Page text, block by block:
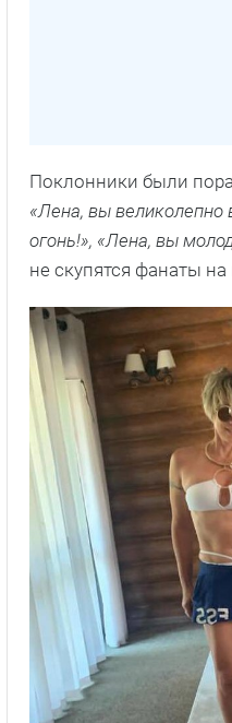
Поклонники были
«Лена, вы великолепно
огонь!», «Лена, вы
не скупятся фанаты